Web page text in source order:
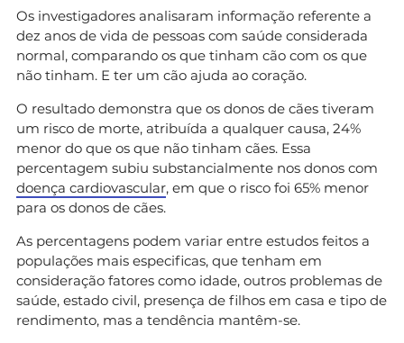
Os investigadores analisaram informação referente a
dez anos de vida de pessoas com saúde considerada
normal, comparando os que tinham cão com os que
não tinham. E ter um cão ajuda ao coração.
O resultado demonstra que os donos de cães tiveram
um risco de morte, atribuída a qualquer causa, 24%
menor do que os que não tinham cães. Essa
percentagem subiu substancialmente nos donos com
doença cardiovascular, em que o risco foi 65% menor
para os donos de cães.
As percentagens podem variar entre estudos feitos a
populações mais especificas, que tenham em
consideração fatores como idade, outros problemas de
saúde, estado civil, presença de filhos em casa e tipo de
rendimento, mas a tendência mantêm-se.